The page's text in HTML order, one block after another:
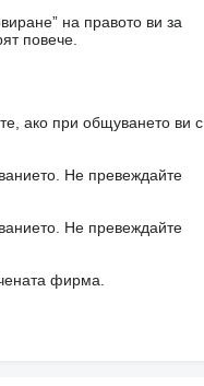
на правото ви за
повече.
ако при общуването ви с
Не превеждайте
Не превеждайте
фирма.